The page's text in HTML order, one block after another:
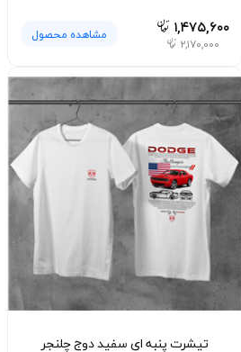
۱,۴۷۵,۶۰۰
۲,۱۷۰,۰۰۰
مشاهده محصول
تیشرت پنبه ای سفید دوج چلنجر